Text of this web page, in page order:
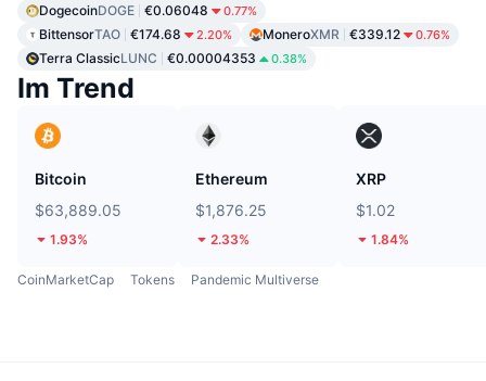
DogecoinDOGE €0.06048 0.77%
BittensorTAO €174.68 2.20% MoneroXMR €339.12 0.76%
Terra ClassicLUNC €0.00004353 0.38%
Im Trend
Bitcoin
$63,889.05
1.93%
Ethereum
$1,876.25
2.33%
XRP
$1.02
1.84%
CoinMarketCap Tokens Pandemic Multiverse